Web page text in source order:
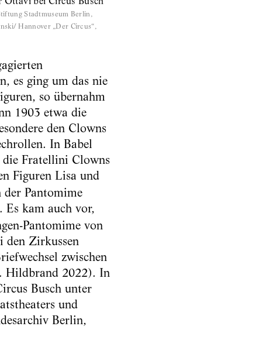
Stadtmuseum Berlin,
Hannover „Der Circus“,
es ging um das nie
so übernahm
1903 etwa die
den Clowns
In Babel
die Fratellini Clowns
Figuren Lisa und
Pantomime
kam auch vor,
Pantomime von
den Zirkussen
zwischen
Hildbrand 2022). In
Busch unter
und
Berlin,